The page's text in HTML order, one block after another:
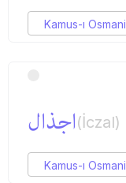
Kamus-ı Osmani
اجذال(İczal)
Kamus-ı Osmani